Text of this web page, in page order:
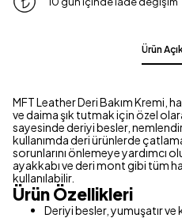
Ürün
MFT Leather Deri Bakım Kremi,
ve daima şık tutmak için özel
sayesinde deriyi besler,
kullanımda deri ürünlerde
sorunlarını önlemeye yardımcı
ayakkabı ve deri mont gibi tüm
kullanılabilir.
Ürün Özellikleri
Deriyi besler, yumuşatır ve